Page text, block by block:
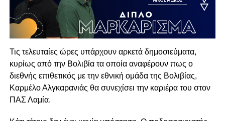
Τις τελευταίες ώρες υπάρχουν αρκετά δημοσιεύματα,
κυρίως από την Βολιβία τα οποία αναφέρουν πως ο
διεθνής επιθετικός με την εθνική ομάδα της Βολιβίας,
Καρμέλο Αλγκαρανιάς θα συνεχίσει την καριέρα του στον
ΠΑΣ Λαμία.